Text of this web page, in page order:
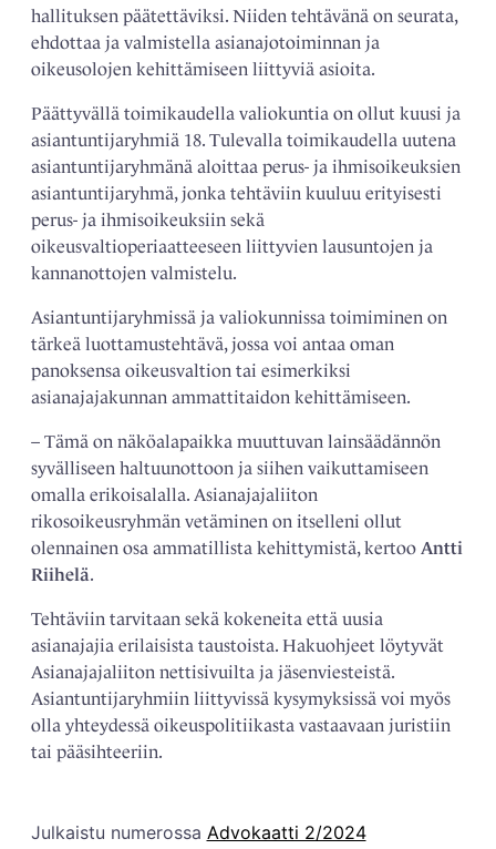
hallituksen päätettäviksi. Niiden tehtävänä on seurata,
ehdottaa ja valmistella asianajotoiminnan ja
oikeusolojen kehittämiseen liittyviä ­asioita.
Päättyvällä toimikaudella valiokuntia on ollut kuusi ja
asiantuntijaryhmiä 18. ­Tulevalla toimikaudella uutena
asiantuntijaryhmänä aloittaa perus- ja ihmisoikeuksien
asiantuntijaryhmä, jonka tehtäviin kuuluu erityisesti
perus- ja ihmisoikeuksiin sekä
oikeusvaltioperiaatteeseen liittyvien lausuntojen ja
kannanottojen valmistelu.
Asiantuntijaryhmissä ja valiokunnissa toimiminen on
tärkeä luottamustehtävä, jossa voi antaa oman
panoksensa oikeusvaltion tai esimerkiksi
asianajajakunnan ammattitaidon kehittämiseen.
– Tämä on näköalapaikka muuttuvan lainsäädännön
syvälliseen haltuunottoon ja siihen vaikuttamiseen
omalla erikoisalalla. Asianajajaliiton
rikosoikeusryhmän vetäminen on itselleni ollut
olennainen osa ammatillista kehittymistä, kertoo Antti
Riihelä.
Tehtäviin tarvitaan sekä kokeneita että uusia
asianajajia erilaisista taustoista. Hakuohjeet löytyvät
Asianajajaliiton nettisivuilta ja jäsenviesteistä.
Asiantuntijaryhmiin liittyvissä kysymyksissä voi myös
olla yhteydessä oikeuspolitiikasta vastaavaan juristiin
tai pääsihteeriin.
Julkaistu numerossa Advokaatti 2/2024